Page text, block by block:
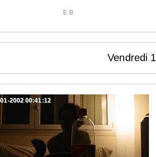
E B
Vendredi
2002 00:41:12